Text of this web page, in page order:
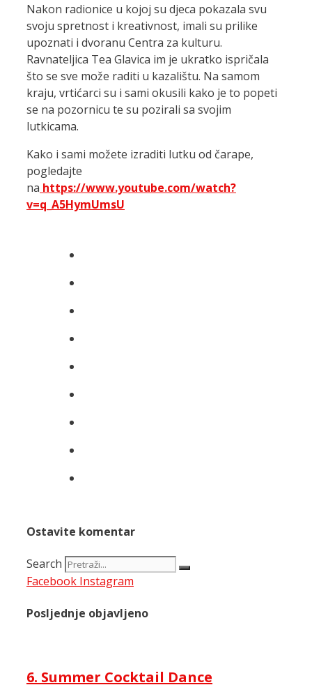
Nakon radionice u kojoj su djeca pokazala svu
svoju spretnost i kreativnost, imali su prilike
upoznati i dvoranu Centra za kulturu.
Ravnateljica Tea Glavica im je ukratko ispričala
što se sve može raditi u kazalištu. Na samom
kraju, vrtićarci su i sami okusili kako je to popeti
se na pozornicu te su pozirali sa svojim
lutkicama.
Kako i sami možete izraditi lutku od čarape,
pogledajte
na https://www.youtube.com/watch?
v=q_A5HymUmsU
Ostavite komentar
Search
Facebook Instagram
Posljednje objavljeno
6. Summer Cocktail Dance